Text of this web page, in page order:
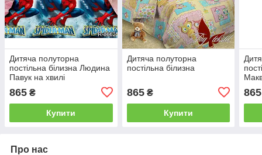
Дитяча полуторна
постільна білизна Людина
Павук на хвилі
865 ₴
Купити
Дитяча полуторна
постільна білизна
865₴
Купити
865
Про нас